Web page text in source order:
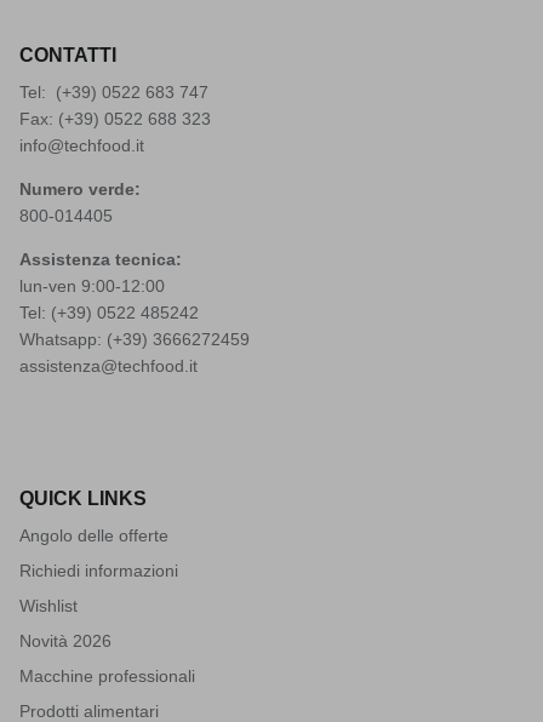
CONTATTI
Tel: (+39) 0522 683 747
Fax: (+39) 0522 688 323
info@techfood.it
Numero verde:
800-014405
Assistenza tecnica:
lun-ven 9:00-12:00
Tel: (+39) 0522 485242
Whatsapp: (+39) 3666272459
assistenza@techfood.it
QUICK LINKS
Angolo delle offerte
Richiedi informazioni
Wishlist
Novità 2026
Macchine professionali
Prodotti alimentari